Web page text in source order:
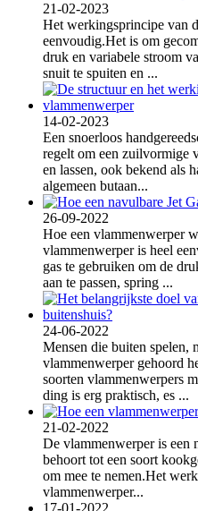
21-02-2023
Het werkingsprincipe van
eenvoudig.Het is om
druk en variabele stroom
snuit te spuiten en ...
14-02-2023
Een snoerloos
regelt om een ​​zuilvormige
en lassen, ook bekend als
algemeen butaan...
26-09-2022
Hoe een vlammenwerper
vlammenwerper is heel
gas te gebruiken om de
aan te passen, spring ...
24-06-2022
Mensen die buiten spelen,
vlammenwerper gehoord
soorten vlammenwerpers
ding is erg praktisch, es ...
21-02-2022
De vlammenwerper is een
behoort tot een soort
om mee te nemen.Het
vlammenwerper...
17-01-2022